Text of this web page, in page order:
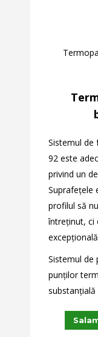
Sistemul de
92 este
privind un
Suprafeţele
profilul să
întreţinut, ci
Sistemul de
punţilor